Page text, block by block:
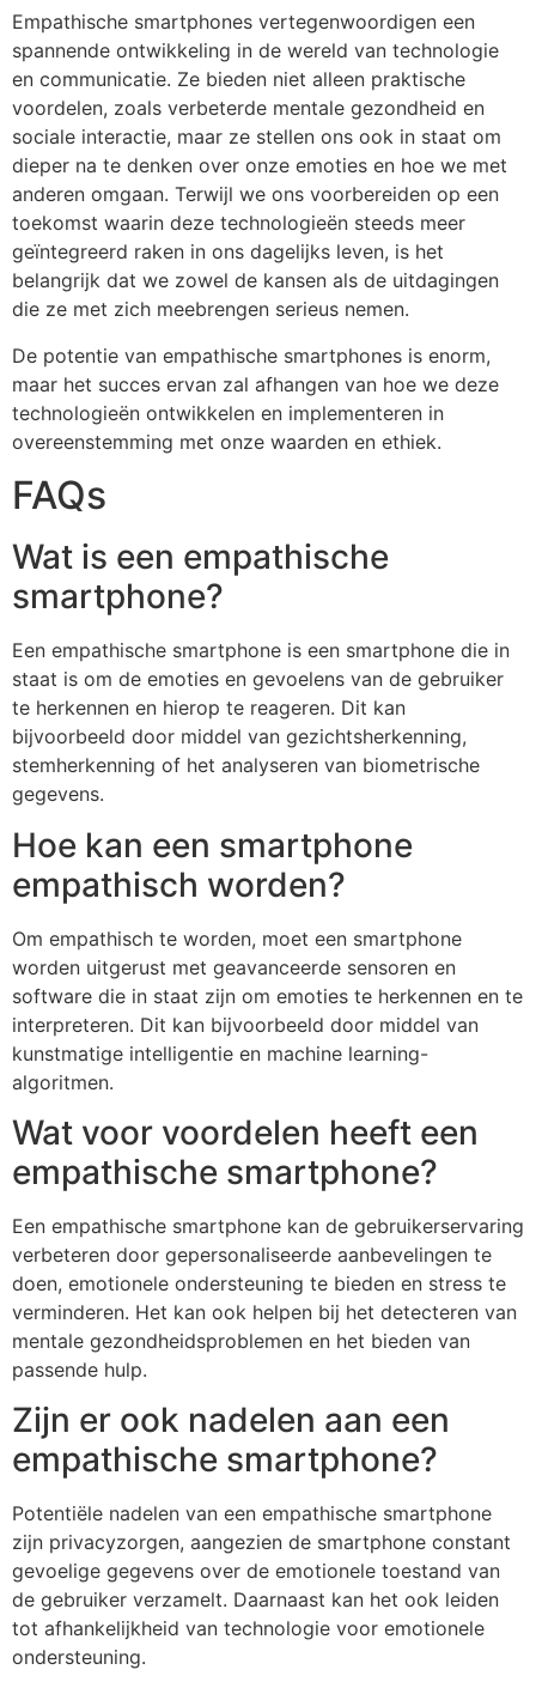
Empathische smartphones vertegenwoordigen een
spannende ontwikkeling in de wereld van technologie
en communicatie. Ze bieden niet alleen praktische
voordelen, zoals verbeterde mentale gezondheid en
sociale interactie, maar ze stellen ons ook in staat om
dieper na te denken over onze emoties en hoe we met
anderen omgaan. Terwijl we ons voorbereiden op een
toekomst waarin deze technologieën steeds meer
geïntegreerd raken in ons dagelijks leven, is het
belangrijk dat we zowel de kansen als de uitdagingen
die ze met zich meebrengen serieus nemen.
De potentie van empathische smartphones is enorm,
maar het succes ervan zal afhangen van hoe we deze
technologieën ontwikkelen en implementeren in
overeenstemming met onze waarden en ethiek.
FAQs
Wat is een empathische
smartphone?
Een empathische smartphone is een smartphone die in
staat is om de emoties en gevoelens van de gebruiker
te herkennen en hierop te reageren. Dit kan
bijvoorbeeld door middel van gezichtsherkenning,
stemherkenning of het analyseren van biometrische
gegevens.
Hoe kan een smartphone
empathisch worden?
Om empathisch te worden, moet een smartphone
worden uitgerust met geavanceerde sensoren en
software die in staat zijn om emoties te herkennen en te
interpreteren. Dit kan bijvoorbeeld door middel van
kunstmatige intelligentie en machine learning-
algoritmen.
Wat voor voordelen heeft een
empathische smartphone?
Een empathische smartphone kan de gebruikerservaring
verbeteren door gepersonaliseerde aanbevelingen te
doen, emotionele ondersteuning te bieden en stress te
verminderen. Het kan ook helpen bij het detecteren van
mentale gezondheidsproblemen en het bieden van
passende hulp.
Zijn er ook nadelen aan een
empathische smartphone?
Potentiële nadelen van een empathische smartphone
zijn privacyzorgen, aangezien de smartphone constant
gevoelige gegevens over de emotionele toestand van
de gebruiker verzamelt. Daarnaast kan het ook leiden
tot afhankelijkheid van technologie voor emotionele
ondersteuning.